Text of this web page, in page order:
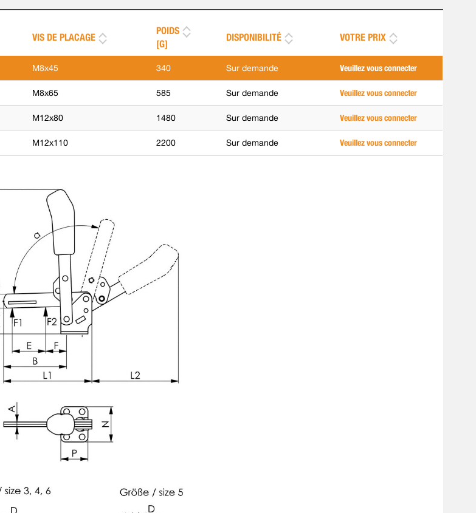
VIS DE PLACAGE
POIDS
[G]
DISPONIBILITÉ VOTRE PRIX
M8x45 340 Sur demande Veuillez vous connecter
M8x65 585 Sur demande Veuillez vous connecter
M12x80 1480 Sur demande Veuillez vous connecter
M12x110 2200 Sur demande Veuillez vous connecter